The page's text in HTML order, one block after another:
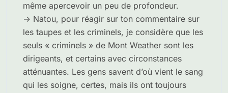
même apercevoir un peu de profondeur.
-> Natou, pour réagir sur ton commentaire sur
les taupes et les criminels, je considère que les
seuls « criminels » de Mont Weather sont les
dirigeants, et certains avec circonstances
atténuantes. Les gens savent d’où vient le sang
qui les soigne, certes, mais ils ont toujours